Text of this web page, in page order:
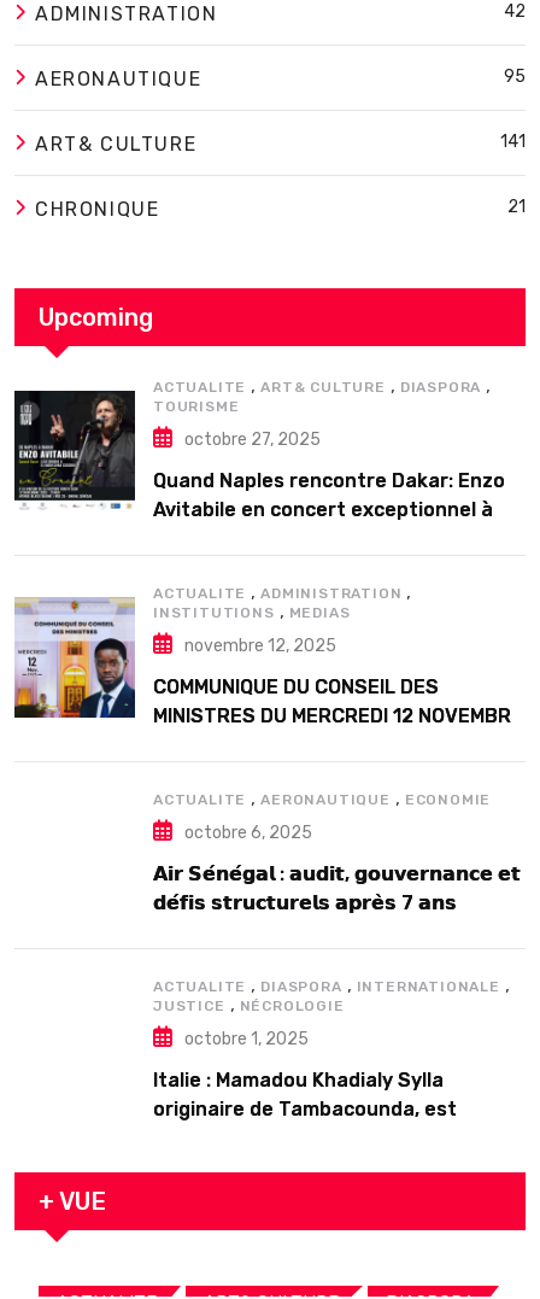
ADMINISTRATION 42
AERONAUTIQUE 95
ART& CULTURE 141
CHRONIQUE 21
Upcoming
ACTUALITE ,ART& CULTURE , DIASPORA ,
TOURISME
octobre 27, 2025
Quand Naples rencontre Dakar: Enzo
Avitabile en concert exceptionnel à
ACTUALITE ,ADMINISTRATION ,
INSTITUTIONS , MEDIAS
novembre 12, 2025
COMMUNIQUE DU CONSEIL DES
MINISTRES DU MERCREDI 12 NOVEMBRE
ACTUALITE ,AERONAUTIQUE , ECONOMIE
octobre 6, 2025
𝗔𝗶𝗿 𝗦𝗲́𝗻𝗲́𝗴𝗮𝗹 : 𝗮𝘂𝗱𝗶𝘁, 𝗴𝗼𝘂𝘃𝗲𝗿𝗻𝗮𝗻𝗰𝗲 𝗲𝘁
𝗱𝗲́𝗳𝗶𝘀 𝘀𝘁𝗿𝘂𝗰𝘁𝘂𝗿𝗲𝗹𝘀 𝗮𝗽𝗿𝗲̀𝘀 7 𝗮𝗻𝘀
ACTUALITE , DIASPORA , INTERNATIONALE ,
JUSTICE , NÉCROLOGIE
octobre 1, 2025
Italie : Mamadou Khadialy Sylla
originaire de Tambacounda, est
arrestation
+ VUE